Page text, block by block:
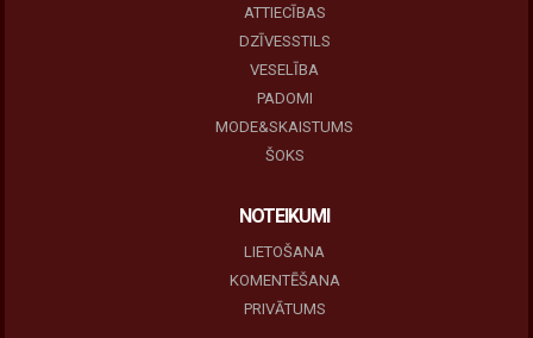
ATTIECĪBAS
DZĪVESSTILS
VESELĪBA
PADOMI
MODE&SKAISTUMS
ŠOKS
NOTEIKUMI
LIETOŠANA
KOMENTĒŠANA
PRIVĀTUMS